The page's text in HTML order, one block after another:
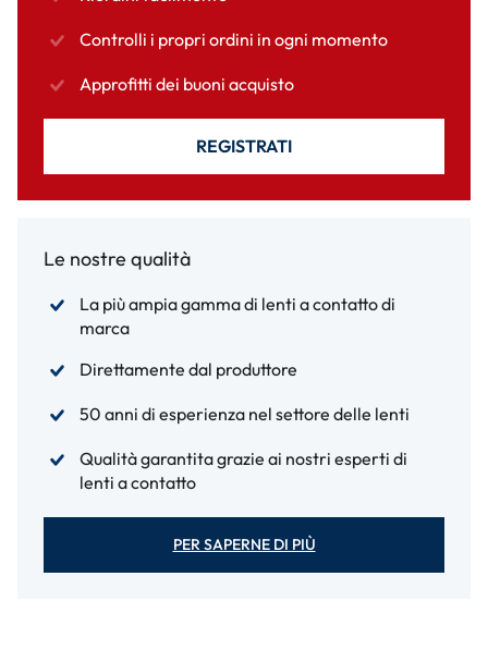
Controlli i propri ordini in ogni momento
Approfitti dei buoni acquisto
REGISTRATI
Le nostre qualità
La più ampia gamma di lenti a contatto di
marca
Direttamente dal produttore
50 anni di esperienza nel settore delle lenti
Qualità garantita grazie ai nostri esperti di
lenti a contatto
PER SAPERNE DI PIÙ